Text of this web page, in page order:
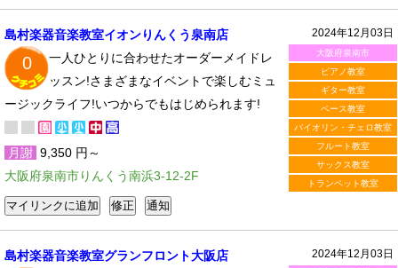
2024年12月03日
大阪府泉南市
ピアノ教室
ギター教室
ベース教室
バイオリン・チェロ教室
フルート教室
サックス教室
トランペット教室
島村楽器音楽教室イオンりんくう泉南店
0
一人ひとりに合わせたオーダーメイドレ
ッスン!さまざまなイベントで楽しむミュ
ージックライフ!いつからでもはじめられます!
月謝 9,350 円～
大阪府泉南市りんくう南浜3-12-2F
2024年12月03日
島村楽器音楽教室グランフロント大阪店